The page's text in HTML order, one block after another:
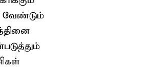
வேண்டும்